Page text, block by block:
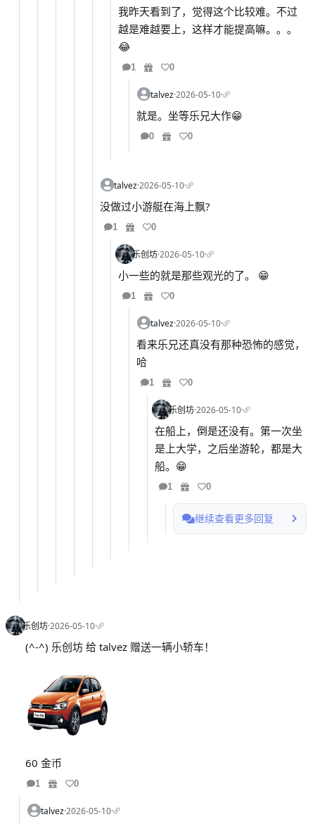
我昨天看到了，觉得这个比较难。不过
越是难越要上，这样才能提高嘛。。。
😂
1 0
talvez·2026-05-10·
就是。坐等乐兄大作😁
0 0
talvez·2026-05-10·
没做过小游艇在海上飘?
1 0
乐创坊·2026-05-10·
小一些的就是那些观光的了。 😁
1 0
talvez·2026-05-10·
看来乐兄还真没有那种恐怖的感觉，
哈
1 0
乐创坊·2026-05-10·
在船上，倒是还没有。第一次坐
是上大学，之后坐游轮，都是大
船。😁
1 0
继续查看更多回复
乐创坊·2026-05-10·
(^-^) 乐创坊 给 talvez 赠送一辆小轿车！
60 金币
1 0
talvez·2026-05-10·